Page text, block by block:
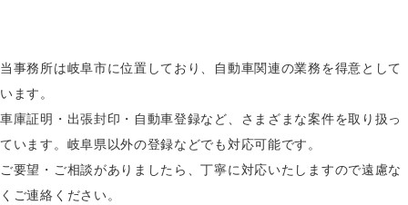
当事務所は岐阜市に位置しており、自動車関連の業務を得意として
います。
車庫証明・出張封印・自動車登録など、さまざまな案件を取り扱っ
ています。岐阜県以外の登録などでも対応可能です。
ご要望・ご相談がありましたら、丁寧に対応いたしますので遠慮な
くご連絡ください。